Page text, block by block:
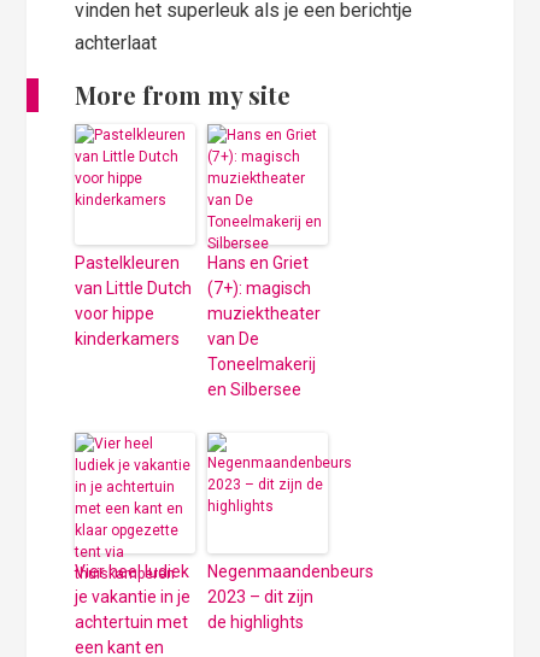
vinden het superleuk als je een berichtje
achterlaat
More from my site
Pastelkleuren
van Little Dutch
voor hippe
kinderkamers
Hans en Griet
(7+): magisch
muziektheater
van De
Toneelmakerij
en Silbersee
Vier heel ludiek
je vakantie in je
achtertuin met
een kant en
Negenmaandenbeurs
2023 – dit zijn
de highlights